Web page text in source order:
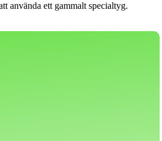
använda ett gammalt specialtyg.